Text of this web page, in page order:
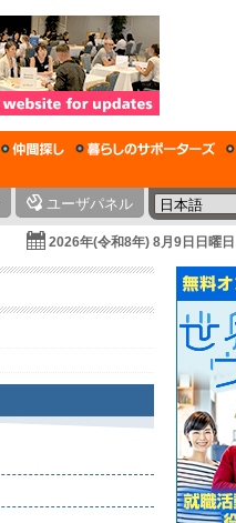
ユーザパネル
2026年(令和8年) 8月9日日曜